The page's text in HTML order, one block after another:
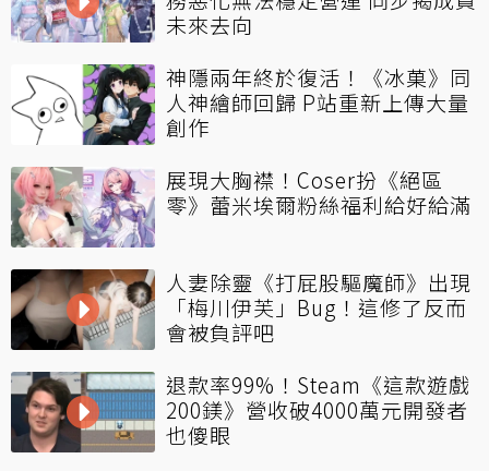
未來去向
神隱兩年終於復活！《冰菓》同
人神繪師回歸 P站重新上傳大量
創作
展現大胸襟！Coser扮《絕區
零》蕾米埃爾粉絲福利給好給滿
人妻除靈《打屁股驅魔師》出現
「梅川伊芙」Bug！這修了反而
會被負評吧
退款率99%！Steam《這款遊戲
200鎂》營收破4000萬元開發者
也傻眼